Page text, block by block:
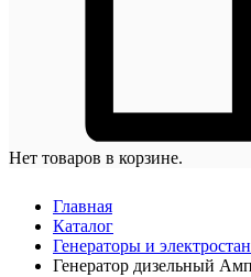
Нет товаров в корзине.
Главная
Каталог
Генераторы и
Генератор дизельный